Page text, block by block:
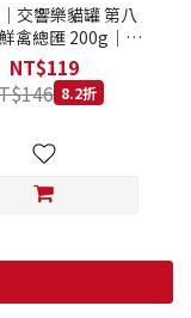
交響樂貓罐 第八
禽總匯 200g｜
200克 主食罐
無膠罐 主食貓罐 德
罐
NT$119
8.2折